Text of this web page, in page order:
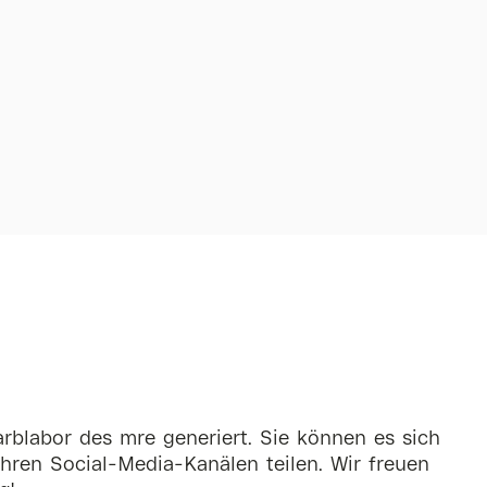
des mre generiert. Sie können es sich
Social-Media-Kanälen teilen. Wir freuen